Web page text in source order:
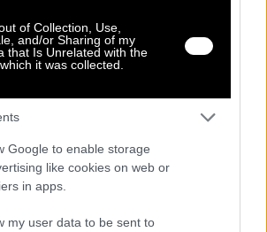
of Collection, Use,
and/or Sharing of my
that Is Unrelated with the
it was collected.
Google to enable storage
like cookies on web or
in apps.
my user data to be sent to